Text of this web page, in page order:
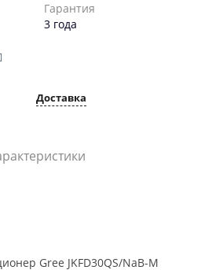
Гарантия
3 года
Доставка
Gree JKFD30QS/NaB-M